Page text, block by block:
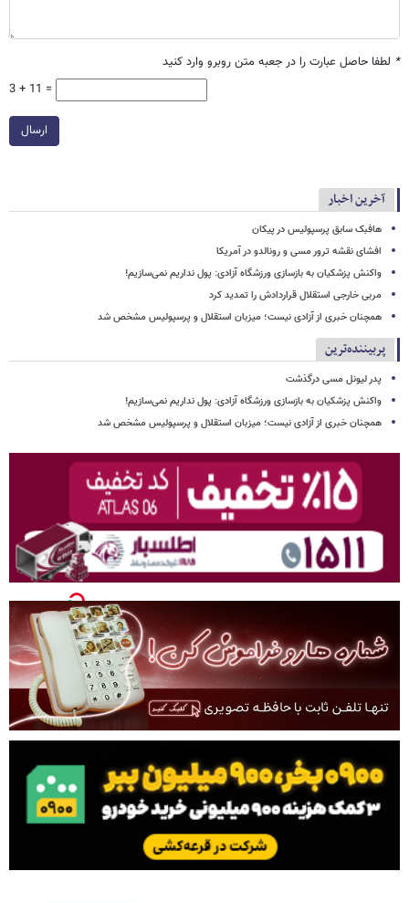
* لطفا حاصل عبارت را در جعبه متن روبرو وارد کنید
3 + 11 =
ارسال
آخرین اخبار
هافبک سابق پرسپولیس در پیکان
افشای نقشه ترور مسی و رونالدو در آمریکا
واکنش پزشکیان به بازسازی ورزشگاه آزادی: پول نداریم نمی‌سازیم!
مربی خارجی استقلال قراردادش را تمدید کرد
همچنان خبری از آزادی نیست؛ میزبان استقلال و پرسپولیس مشخص شد
پربیننده‌ترین
پدر لیونل مسی درگذشت
واکنش پزشکیان به بازسازی ورزشگاه آزادی: پول نداریم نمی‌سازیم!
همچنان خبری از آزادی نیست؛ میزبان استقلال و پرسپولیس مشخص شد